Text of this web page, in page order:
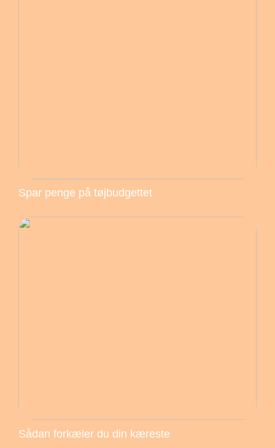
Spar penge på tøjbudgettet
Sådan forkæler du din kæreste